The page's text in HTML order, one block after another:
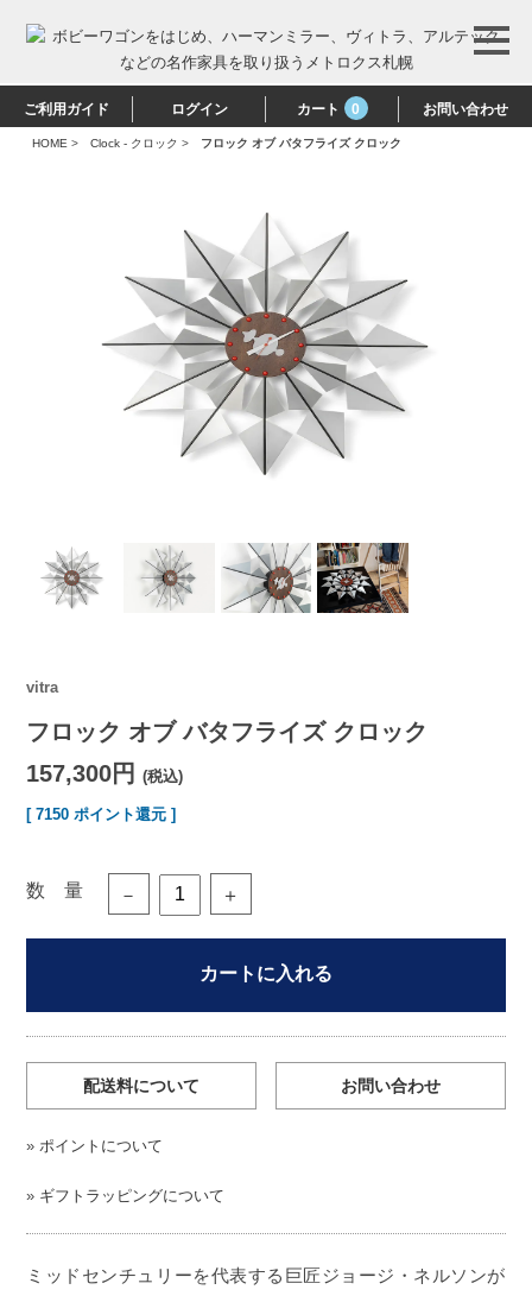
ご利用ガイド ログイン カート 0 お問い合わせ
HOME > Clock - クロック > フロック オブ バタフライズ クロック
vitra
フロック オブ バタフライズ クロック
157,300円(税込)
[ 7150 ポイント還元 ]
数 量 － ＋
カートに入れる
配送料について お問い合わせ
» ポイントについて
» ギフトラッピングについて
ミッドセンチュリーを代表する巨匠ジョージ・ネルソンが